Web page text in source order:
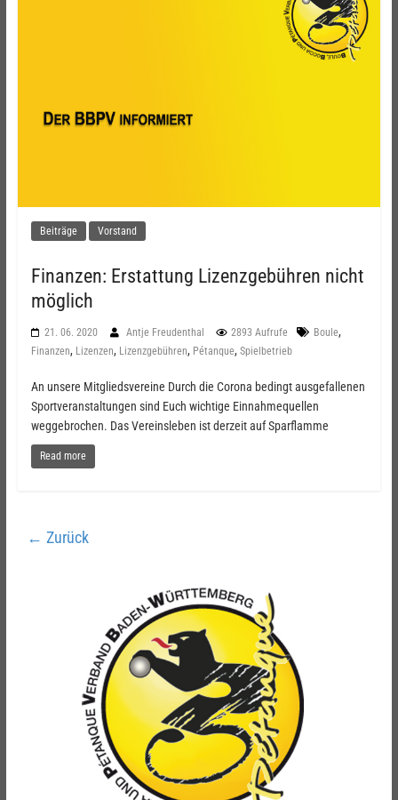
Beiträge Vorstand
Finanzen: Erstattung Lizenzgebühren nicht
möglich
21. 06. 2020 Antje Freudenthal 2893 Aufrufe Boule,
Finanzen, Lizenzen, Lizenzgebühren, Pétanque, Spielbetrieb
An unsere Mitgliedsvereine Durch die Corona bedingt ausgefallenen
Sportveranstaltungen sind Euch wichtige Einnahmequellen
weggebrochen. Das Vereinsleben ist derzeit auf Sparflamme
Read more
← Zurück